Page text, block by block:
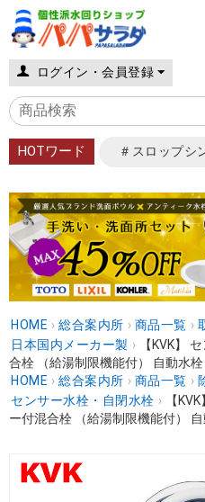
ログイン・会員登録
HOTワード ＃スロップシ
HOME › 総合案内所 › 商品一覧 ›
日本国内メーカー製 ›
【KVK】
合栓 （給湯制限機能付） 自動水栓
HOME › 総合案内所 › 商品一覧 ›
センサー水栓・自閉水栓 ›
【
ー付混合栓 （給湯制限機能付） 自